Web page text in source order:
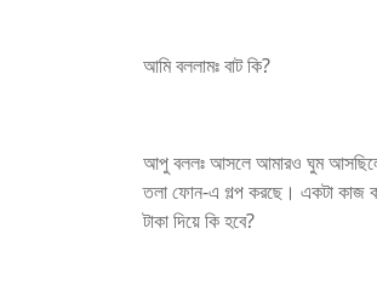
আমি বললামঃ বাট কি?
আপু বললঃ আসলে আমারও ঘুম
তলা ফোন-এ গল্প করছে। একটা কাজ
টাকা দিয়ে কি হবে?